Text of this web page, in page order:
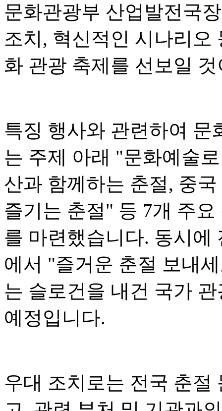
문화관광부 산업발전국
조치, 혁신적인 시나리오
화 관광 축제를 선보일
특징 행사와 관련하여
는 주제 아래 "문화예술
산과 함께하는 춘절, 중
즐기는 춘절" 등 7개 주
를 마련했습니다. 동시에
에서 "즐거운 춘절 보내
는 슬로건을 내건 국가
예정입니다.
우대 조치로는 전국 춘절